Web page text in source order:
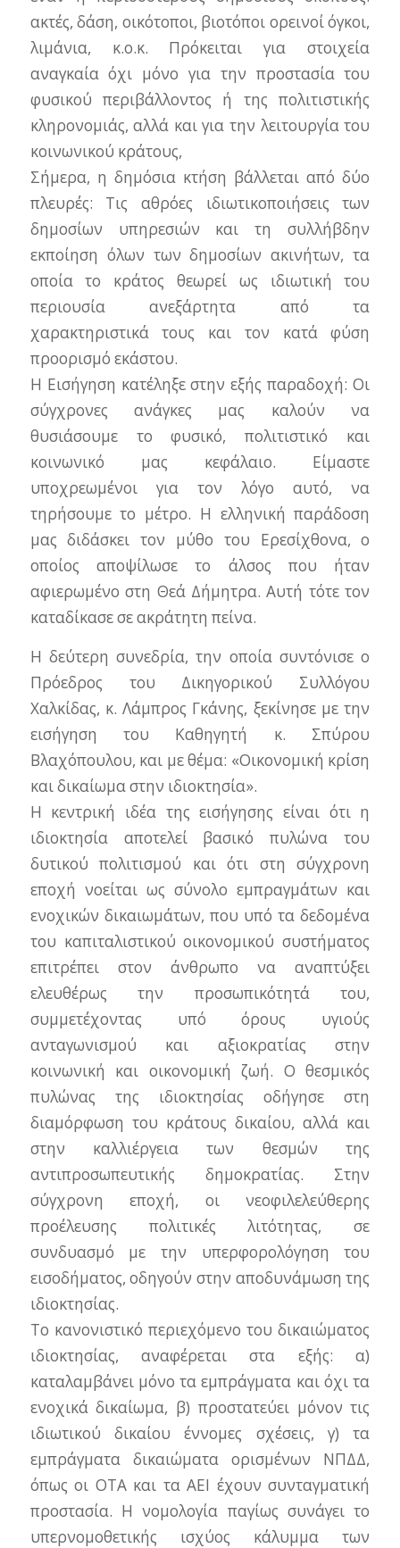
ακτές, δάση, οικότοποι, βιοτόποι ορεινοί όγκοι,
λιμάνια, κ.ο.κ. Πρόκειται για στοιχεία
αναγκαία όχι μόνο για την προστασία του
φυσικού περιβάλλοντος ή της πολιτιστικής
κληρονομιάς, αλλά και για την λειτουργία του
κοινωνικού κράτους,
Σήμερα, η δημόσια κτήση βάλλεται από δύο
πλευρές: Τις αθρόες ιδιωτικοποιήσεις των
δημοσίων υπηρεσιών και τη συλλήβδην
εκποίηση όλων των δημοσίων ακινήτων, τα
οποία το κράτος θεωρεί ως ιδιωτική του
περιουσία ανεξάρτητα από τα
χαρακτηριστικά τους και τον κατά φύση
προορισμό εκάστου.
Η Εισήγηση κατέληξε στην εξής παραδοχή: Οι
σύγχρονες ανάγκες μας καλούν να
θυσιάσουμε το φυσικό, πολιτιστικό και
κοινωνικό μας κεφάλαιο. Είμαστε
υποχρεωμένοι για τον λόγο αυτό, να
τηρήσουμε το μέτρο. Η ελληνική παράδοση
μας διδάσκει τον μύθο του Ερεσίχθονα, ο
οποίος αποψίλωσε το άλσος που ήταν
αφιερωμένο στη Θεά Δήμητρα. Αυτή τότε τον
καταδίκασε σε ακράτητη πείνα.
Η δεύτερη συνεδρία, την οποία συντόνισε ο
Πρόεδρος του Δικηγορικού Συλλόγου
Χαλκίδας, κ. Λάμπρος Γκάνης, ξεκίνησε με την
εισήγηση του Καθηγητή κ. Σπύρου
Βλαχόπουλου, και με θέμα: «Οικονομική κρίση
και δικαίωμα στην ιδιοκτησία».
Η κεντρική ιδέα της εισήγησης είναι ότι η
ιδιοκτησία αποτελεί βασικό πυλώνα του
δυτικού πολιτισμού και ότι στη σύγχρονη
εποχή νοείται ως σύνολο εμπραγμάτων και
ενοχικών δικαιωμάτων, που υπό τα δεδομένα
του καπιταλιστικού οικονομικού συστήματος
επιτρέπει στον άνθρωπο να αναπτύξει
ελευθέρως την προσωπικότητά του,
συμμετέχοντας υπό όρους υγιούς
ανταγωνισμού και αξιοκρατίας στην
κοινωνική και οικονομική ζωή. Ο θεσμικός
πυλώνας της ιδιοκτησίας οδήγησε στη
διαμόρφωση του κράτους δικαίου, αλλά και
στην καλλιέργεια των θεσμών της
αντιπροσωπευτικής δημοκρατίας. Στην
σύγχρονη εποχή, οι νεοφιλελεύθερης
προέλευσης πολιτικές λιτότητας, σε
συνδυασμό με την υπερφορολόγηση του
εισοδήματος, οδηγούν στην αποδυνάμωση της
ιδιοκτησίας.
Το κανονιστικό περιεχόμενο του δικαιώματος
ιδιοκτησίας, αναφέρεται στα εξής: α)
καταλαμβάνει μόνο τα εμπράγματα και όχι τα
ενοχικά δικαίωμα, β) προστατεύει μόνον τις
ιδιωτικού δικαίου έννομες σχέσεις, γ) τα
εμπράγματα δικαιώματα ορισμένων ΝΠΔΔ,
όπως οι ΟΤΑ και τα ΑΕΙ έχουν συνταγματική
προστασία. Η νομολογία παγίως συνάγει το
υπερνομοθετικής ισχύος κάλυμμα των